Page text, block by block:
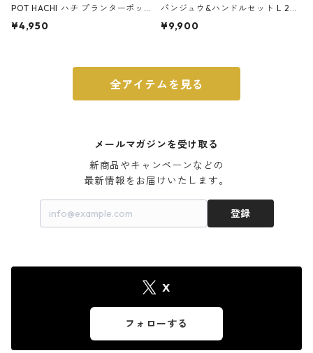
POT HACHI ハチ プランターポッ
ト 3号 ブラック
¥4,950
パンジュウ&ハンドルセット L 24c
m ガス火・IH対応 鉄フライパン
¥9,900
全アイテムを見る
メールマガジンを受け取る
新商品やキャンペーンなどの
最新情報をお届けいたします。
登録
X
フォローする